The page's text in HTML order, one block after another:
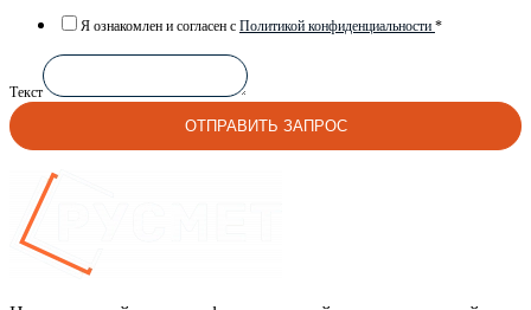
Я ознакомлен и согласен с Политикой конфиденциальности *
Текст
ОТПРАВИТЬ ЗАПРОС